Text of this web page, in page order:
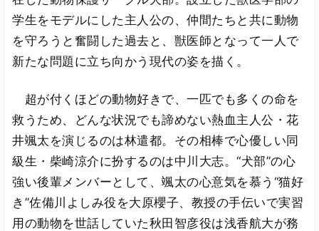
学生をモデルにした主人公の、仲間たちと共に動物
を守ろうと奮闘した過去と、獣医師となって一人で
新たな問題に立ち向かう現代の姿を描く。
超が付くほどの動物好きで、一匹でも多くの命を
救うため、どんな状況でも諦めない熱血主人公・花
井颯太を演じるのは林遣都。その相棒で心優しい同
級生・柴崎涼介に扮するのは中川大志。“犬部”の心
強い後輩メンバーとして、颯太の心意気を慕う“猫好
き”佐備川よしみ役を大原櫻子、教授の手伝いで実習
用の動物を世話していた秋田智彦役は浅香航大が務